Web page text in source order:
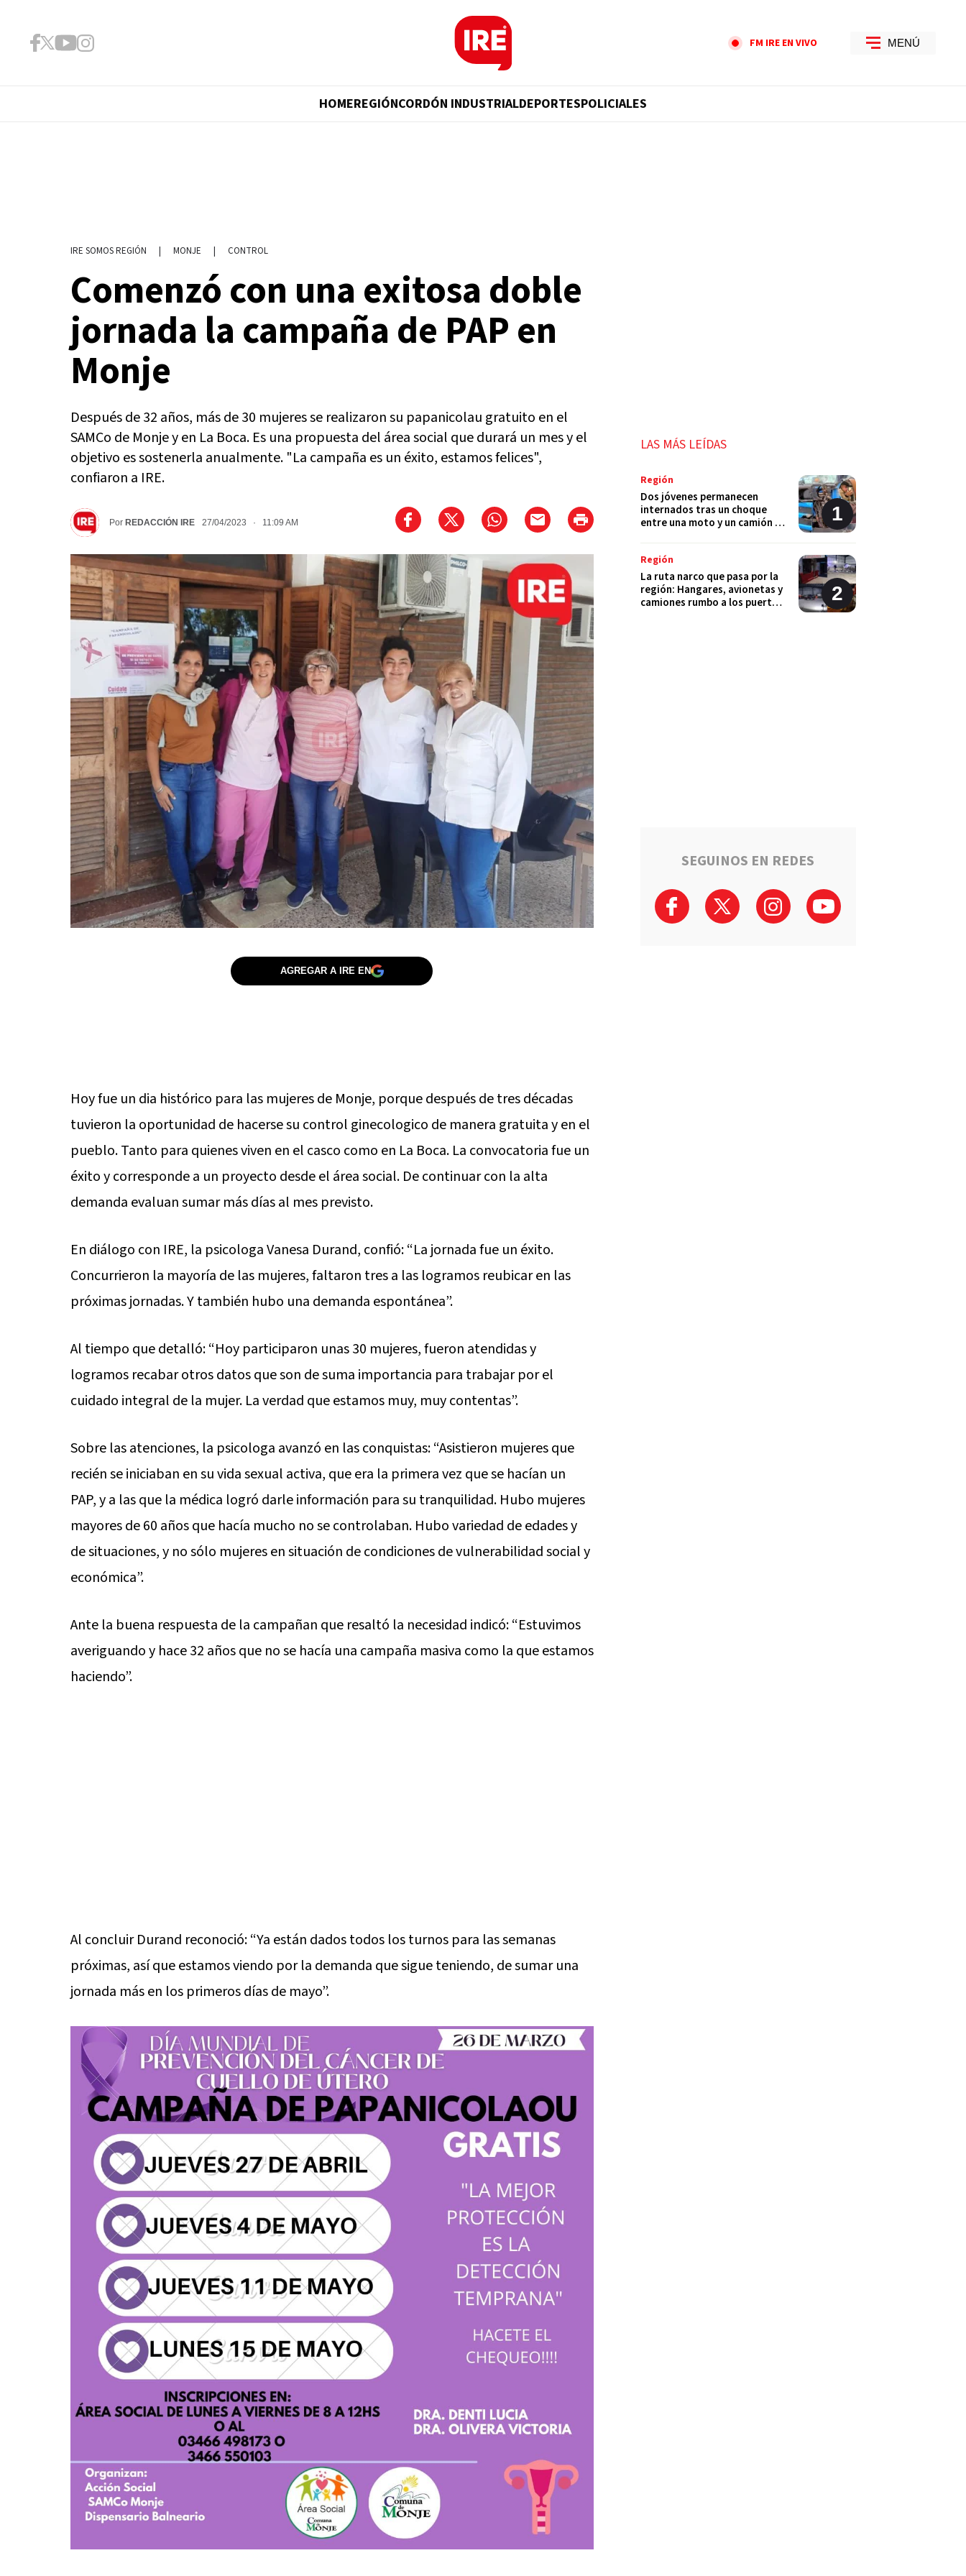
FM IRE EN VIVO MENÚ
HOMEREGIÓNCORDÓN INDUSTRIALDEPORTESPOLICIALES
IRE SOMOS REGIÓN | MONJE | CONTROL
Comenzó con una exitosa doble
jornada la campaña de PAP en
Monje
Después de 32 años, más de 30 mujeres se realizaron su papanicolau gratuito en el
SAMCo de Monje y en La Boca. Es una propuesta del área social que durará un mes y el
objetivo es sostenerla anualmente. "La campaña es un éxito, estamos felices",
confiaron a IRE.
Por REDACCIÓN IRE 27/04/2023 · 11:09 AM
AGREGAR A IRE EN
Hoy fue un dia histórico para las mujeres de Monje, porque después de tres décadas
tuvieron la oportunidad de hacerse su control ginecologico de manera gratuita y en el
pueblo. Tanto para quienes viven en el casco como en La Boca. La convocatoria fue un
éxito y corresponde a un proyecto desde el área social. De continuar con la alta
demanda evaluan sumar más días al mes previsto.
En diálogo con IRE, la psicologa Vanesa Durand, confió: “La jornada fue un éxito.
Concurrieron la mayoría de las mujeres, faltaron tres a las logramos reubicar en las
próximas jornadas. Y también hubo una demanda espontánea”.
Al tiempo que detalló: “Hoy participaron unas 30 mujeres, fueron atendidas y
logramos recabar otros datos que son de suma importancia para trabajar por el
cuidado integral de la mujer. La verdad que estamos muy, muy contentas”.
Sobre las atenciones, la psicologa avanzó en las conquistas: “Asistieron mujeres que
recién se iniciaban en su vida sexual activa, que era la primera vez que se hacían un
PAP, y a las que la médica logró darle información para su tranquilidad. Hubo mujeres
mayores de 60 años que hacía mucho no se controlaban. Hubo variedad de edades y
de situaciones, y no sólo mujeres en situación de condiciones de vulnerabilidad social y
económica”.
Ante la buena respuesta de la campañan que resaltó la necesidad indicó: “Estuvimos
averiguando y hace 32 años que no se hacía una campaña masiva como la que estamos
haciendo”.
Al concluir Durand reconoció: “Ya están dados todos los turnos para las semanas
próximas, así que estamos viendo por la demanda que sigue teniendo, de sumar una
jornada más en los primeros días de mayo”.
LAS MÁS LEÍDAS
Región
Dos jóvenes permanecen
internados tras un choque
entre una moto y un camión en
Región
La ruta narco que pasa por la
región: Hangares, avionetas y
camiones rumbo a los puertos
en Luis PalaciosSEGUINOS EN REDES